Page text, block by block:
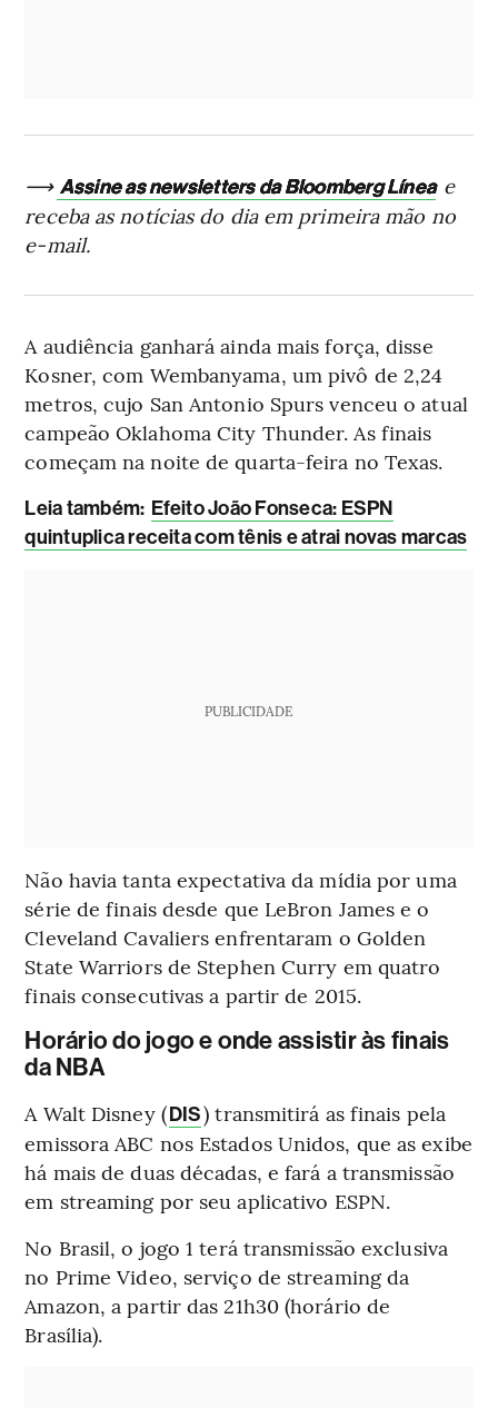
⟶ Assine as newsletters da Bloomberg Línea e
receba as notícias do dia em primeira mão no
e-mail.
A audiência ganhará ainda mais força, disse
Kosner, com Wembanyama, um pivô de 2,24
metros, cujo San Antonio Spurs venceu o atual
campeão Oklahoma City Thunder. As finais
começam na noite de quarta-feira no Texas.
Leia também: Efeito João Fonseca: ESPN
quintuplica receita com tênis e atrai novas marcas
PUBLICIDADE
Não havia tanta expectativa da mídia por uma
série de finais desde que LeBron James e o
Cleveland Cavaliers enfrentaram o Golden
State Warriors de Stephen Curry em quatro
finais consecutivas a partir de 2015.
Horário do jogo e onde assistir às finais
da NBA
A Walt Disney (DIS) transmitirá as finais pela
emissora ABC nos Estados Unidos, que as exibe
há mais de duas décadas, e fará a transmissão
em streaming por seu aplicativo ESPN.
No Brasil, o jogo 1 terá transmissão exclusiva
no Prime Video, serviço de streaming da
Amazon, a partir das 21h30 (horário de
Brasília).